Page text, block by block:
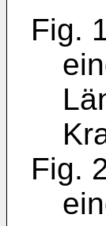
Fig.
Fig.